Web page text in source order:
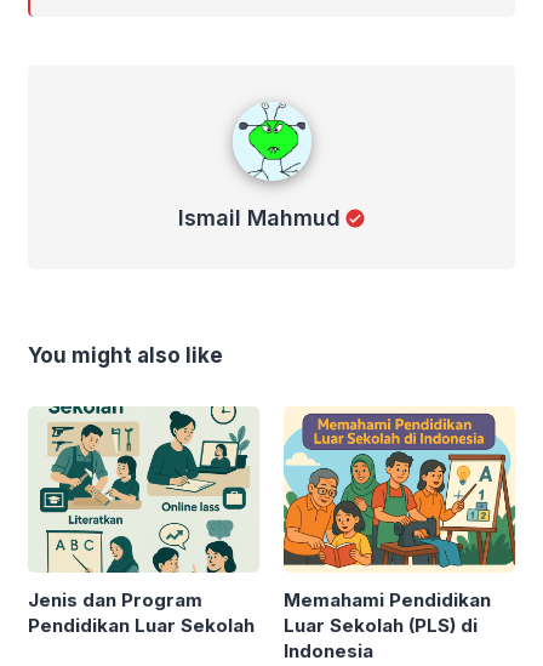
Ismail Mahmud
You might also like
Jenis dan Program
Pendidikan Luar Sekolah
Memahami Pendidikan
Luar Sekolah (PLS) di
Indonesia